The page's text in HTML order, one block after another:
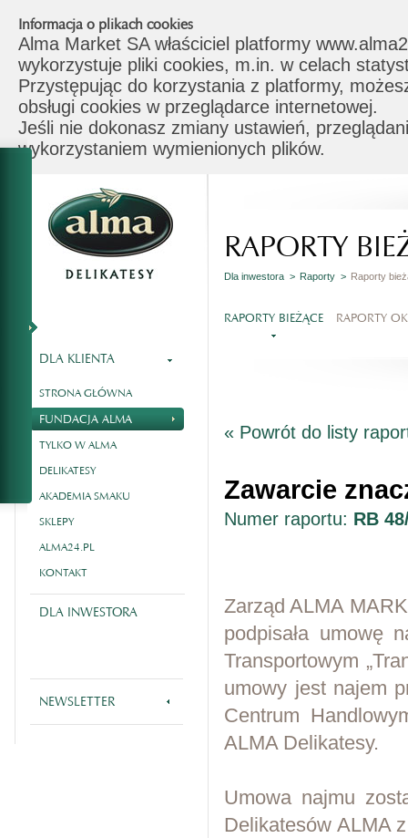
Informacja o plikach cookies
Alma Market SA właściciel platformy
wykorzystuje pliki cookies, m.in. w celach
Przystępując do korzystania z platformy,
obsługi cookies w przeglądarce internetowej.
Jeśli nie dokonasz zmiany ustawień,
wykorzystaniem wymienionych plików.
DLA KLIENTA
STRONA GŁÓWNA
FUNDACJA ALMA
TYLKO W ALMA
DELIKATESY
AKADEMIA SMAKU
SKLEPY
ALMA24.PL
KONTAKT
DLA INWESTORA
NEWSLETTER
RAPORTY
Dla inwestora > Raporty > Raporty
RAPORTY BIEŻĄCE RAPORTY
« Powrót do listy
Zawarcie
Numer raportu: RB
Zarząd ALMA
podpisała umowę
Transportowym
umowy jest najem
Centrum
ALMA Delikatesy.
Umowa najmu
Delikatesów ALMA